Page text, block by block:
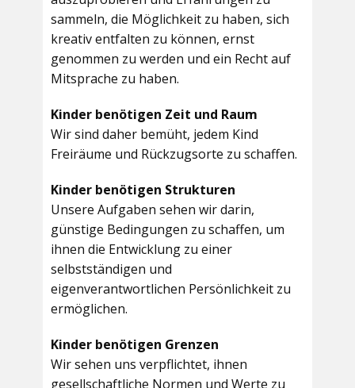
sammeln, die Möglichkeit zu haben, sich
kreativ entfalten zu können, ernst
genommen zu werden und ein Recht auf
Mitsprache zu haben.
Kinder benötigen Zeit und Raum
Wir sind daher bemüht, jedem Kind
Freiräume und Rückzugsorte zu schaffen.
Kinder benötigen Strukturen
Unsere Aufgaben sehen wir darin,
günstige Bedingungen zu schaffen, um
ihnen die Entwicklung zu einer
selbstständigen und
eigenverantwortlichen Persönlichkeit zu
ermöglichen.
Kinder benötigen Grenzen
Wir sehen uns verpflichtet, ihnen
gesellschaftliche Normen und Werte zu